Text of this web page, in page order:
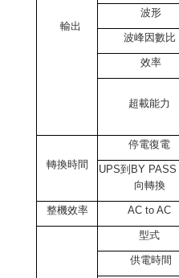
輸出
波形
波峰因數比
效率
超載能力
轉換時間
停電復電
UPS到 BY PASS
向轉換
整機效率 AC to AC
型式
供電時間